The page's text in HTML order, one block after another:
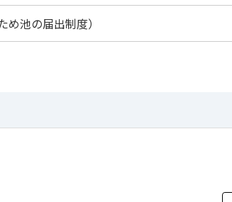
池の届出制度）